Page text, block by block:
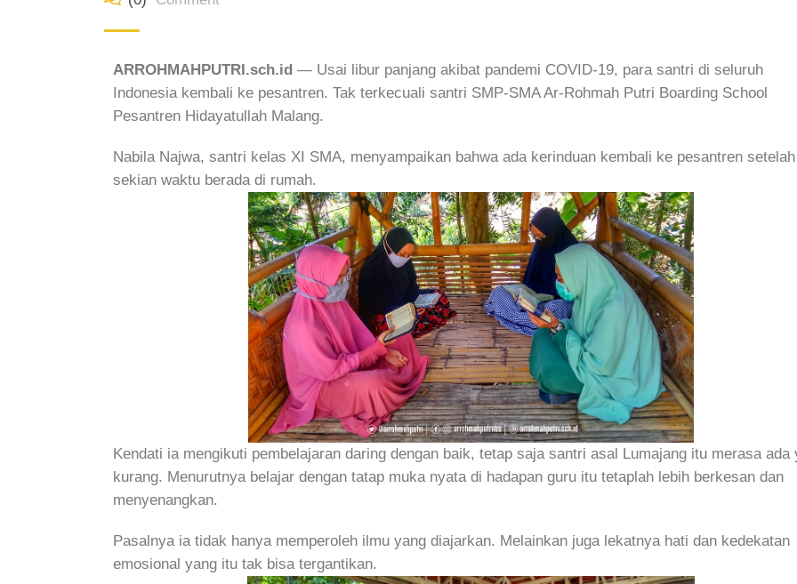
ARROHMAHPUTRI.sch.id — Usai libur panjang akibat pandemi COVID-19, para santri di seluruh
Indonesia kembali ke pesantren. Tak terkecuali santri SMP-SMA Ar-Rohmah Putri Boarding School
Pesantren Hidayatullah Malang.
Nabila Najwa, santri kelas XI SMA, menyampaikan bahwa ada kerinduan kembali ke pesantren setelah
sekian waktu berada di rumah.
Kendati ia mengikuti pembelajaran daring dengan baik, tetap saja santri asal Lumajang itu merasa ada
kurang. Menurutnya belajar dengan tatap muka nyata di hadapan guru itu tetaplah lebih berkesan dan
menyenangkan.
Pasalnya ia tidak hanya memperoleh ilmu yang diajarkan. Melainkan juga lekatnya hati dan kedekatan
emosional yang itu tak bisa tergantikan.